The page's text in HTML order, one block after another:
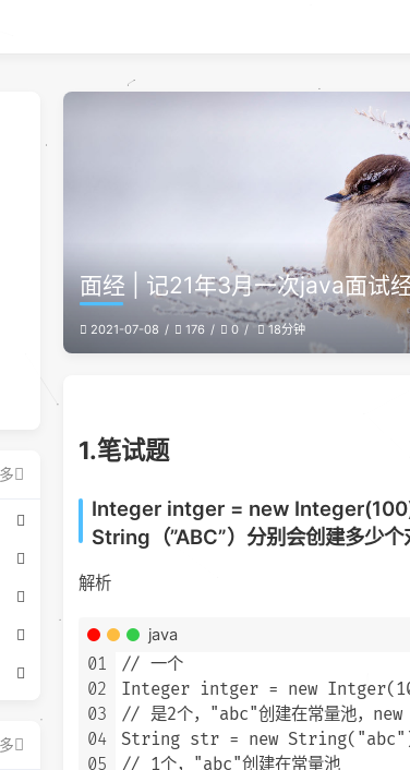
面经 | 记21年3月一次java面试
2021-07-08 176 0 18分钟
1.笔试题
Integer intger = new
String（”ABC”）分别会创建多少个
解析
java
01
02
03
04
05
// 一个
Integer intger = new
// 是2个，"abc"创建在常量池，
String str = new
// 1个，"abc"创建在常量池